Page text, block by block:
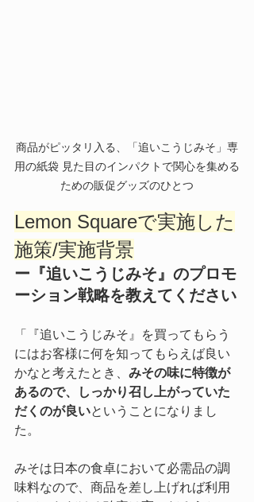
商品がピッタリ入る、「追いこうじみそ」専
用の紙袋 見た目のインパクトで関心を集める
ための販促グッズのひとつ
Lemon Squareで実施した
施策/実施背景
ー『追いこうじみそ』のプロモ
ーション戦略を教えてください
「『追いこうじみそ』を買ってもらう
にはお客様に何を知ってもらえば良い
かなと考えたとき、 みその味に特徴が
あるので、しっかり召し上がっていた
だくのが良いということになりまし
た。
みそは日本の食卓において必需品の調
味料なので、商品を差し上げれば利用